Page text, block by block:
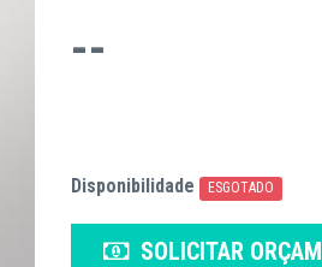
--
Disponibilidade ESGOTADO
SOLICITAR